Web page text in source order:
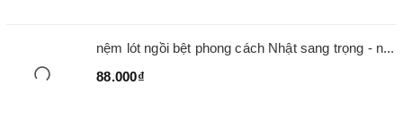
nệm lót ngồi bệt phong cách Nhật sang trọng - n...
88.000₫